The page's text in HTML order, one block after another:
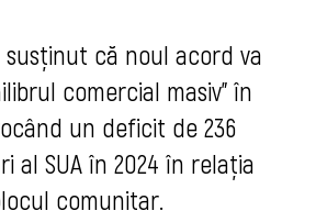
susținut că noul acord va
comercial masiv” în
un deficit de 236
al SUA în 2024 în relația
comunitar.